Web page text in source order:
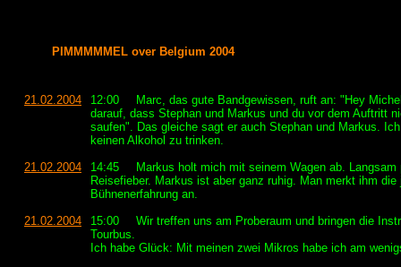
PIMMMMMEL over Belgium 2004
21.02.2004 12:00
Marc, das gute Bandgewissen, ruft an: "Hey
darauf, dass Stephan und Markus und du vor dem Auftritt
saufen". Das gleiche sagt er auch Stephan und Markus.
keinen Alkohol zu trinken.
21.02.2004
14:45
Markus holt mich mit seinem Wagen ab.
Reisefieber. Markus ist aber ganz ruhig. Man merkt ihm die
Bühnenerfahrung an.
21.02.2004
15:00
Wir treffen uns am Proberaum und bringen die
Tourbus.
Ich habe Glück: Mit meinen zwei Mikros habe ich am